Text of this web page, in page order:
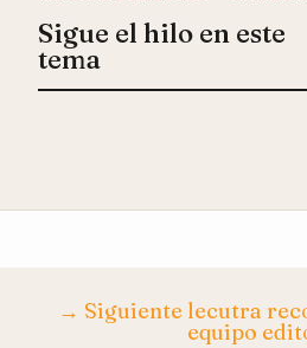
Sigue el hilo en este
tema
→ Siguiente lecutra
equipo